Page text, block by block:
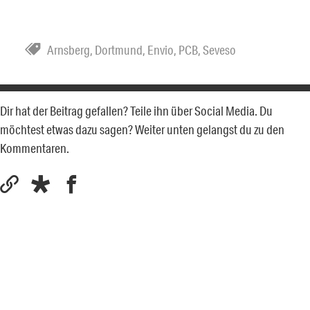
Arnsberg, Dortmund, Envio, PCB,Seveso
Dir hat der Beitrag gefallen? Teile ihn über Social Media. Du
möchtest etwas dazu sagen? Weiter unten gelangst du zu den
Kommentaren.